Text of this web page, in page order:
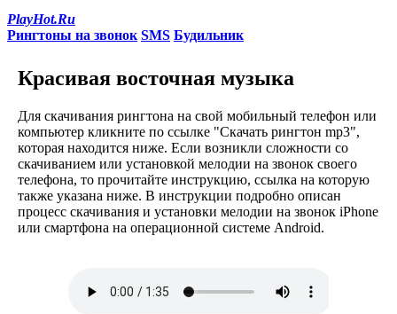
PlayHot.Ru
Рингтоны на звонок SMS Будильник
Красивая восточная музыка
Для скачивания рингтона на свой мобильный телефон или
компьютер кликните по ссылке "Скачать рингтон mp3",
которая находится ниже. Если возникли сложности со
скачиванием или установкой мелодии на звонок своего
телефона, то прочитайте инструкцию, ссылка на которую
также указана ниже. В инструкции подробно описан
процесс скачивания и установки мелодии на звонок iPhone
или смартфона на операционной системе Android.